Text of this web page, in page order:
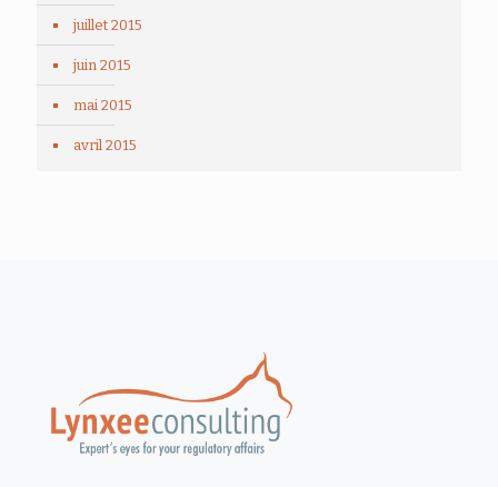
juillet 2015
juin 2015
mai 2015
avril 2015